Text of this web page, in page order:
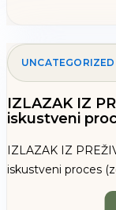
UNCATEGORIZED
IZLAZAK IZ
iskustveni
IZLAZAK IZ
iskustveni proces